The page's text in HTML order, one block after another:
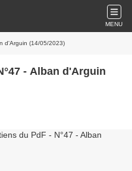
MENU
d'Arguin (14/05/2023)
- Alban d'Arguin